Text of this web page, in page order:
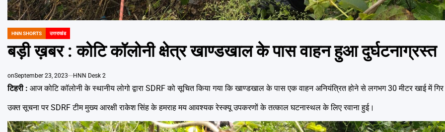
POSTED
HNN SHORTS उत्तराखंड
बड़ी ख़बर : कोटि कॉलोनी क्षेत्र खाण्डखाल के पास वाहन हुआ दुर्घटनाग्रस्त
onSeptember 23, 2023 HNN Desk 2
टिहरी : आज कोटि कॉलोनी के स्थानीय लोगो द्वारा SDRF को सूचित किया गया कि खाण्डखाल के पास एक वाहन अनियंत्रित होने से लगभग 30 मीटर खाई में गिर
उक्त सूचना पर SDRF टीम मुख्य आरक्षी राकेश सिंह के हमराह मय आवश्यक रेस्क्यू उपकरणों के तत्काल घटनास्थल के लिए रवाना हुई।